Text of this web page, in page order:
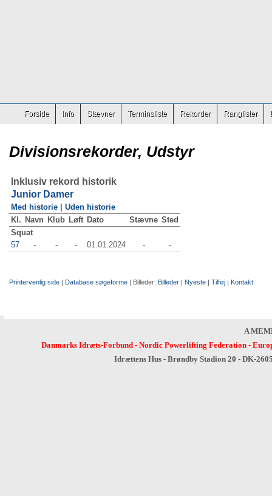
Forside Info Stævner Terminsliste Rekorder Ranglister
Divisionsrekorder, Udstyr
Inklusiv rekord historik
Junior Damer
Med historie
Uden historie
Kl. Navn Klub Løft Dato Stævne Sted
Squat
57
- - - 01.01.2024 - -
Printervenlig side | Database søgeforme | Billeder: Billeder | Nyeste | Tilføj | Kontakt
A
Danmarks Idræts-Forbund- Nordic Powerlifting Federation-
Idrættens Hus - Brøndby Stadion 20 - DK-